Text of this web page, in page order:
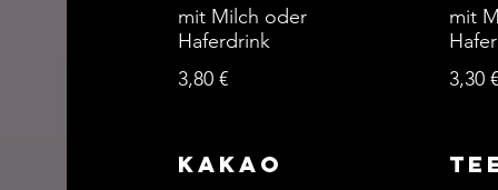
mit Milch oder
Haferdrink
3,80 €
mit
3,30 €
Kakao